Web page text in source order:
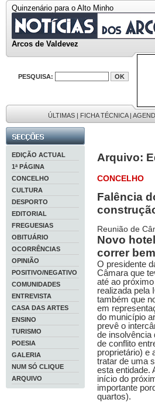
Quinzenário para o Alto Minho
Arcos de Valdevez
PESQUISA:
ÚLTIMAS | FICHA TÉCNICA|
EDIÇÃO ACTUAL
1ª PÁGINA
CONCELHO
CULTURA
DESPORTO
EDITORIAL
FREGUESIAS
OBITUÁRIO
OCORRÊNCIAS
OPINIÃO
POSITIVO/NEGATIVO
COMUNIDADES
ENTREVISTA
CASA DAS ARTES
ENSINO
TURISMO
POESIA
GALERIA
NUM SÓ CLIQUE
ARQUIVO
Arquivo:
CONCELHO
Falência
Reunião de
Novo
correr bem
O presidente
Câmara que
até ao
realizada pela
também que
em
do município
prevê o
de insolvência
de conflito
proprietário) e
tratar de uma
esta entidade.
início do
importante
quartos).